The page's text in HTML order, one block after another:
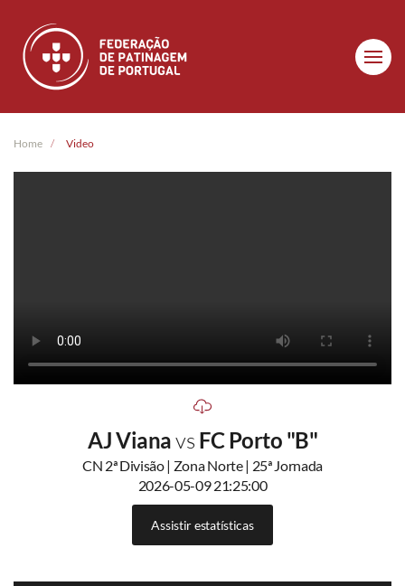
Skip to main content
Home Video
AJ Vianavs FC Porto "B"
CN 2ª Divisão | Zona Norte | 25ª Jornada
2026-05-09 21:25:00
Assistir estatísticas